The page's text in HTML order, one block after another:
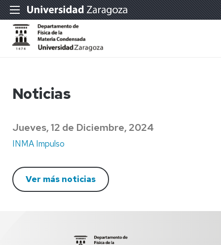
Noticias
Jueves, 12 de Diciembre, 2024
INMA Impulso
Ver más noticias